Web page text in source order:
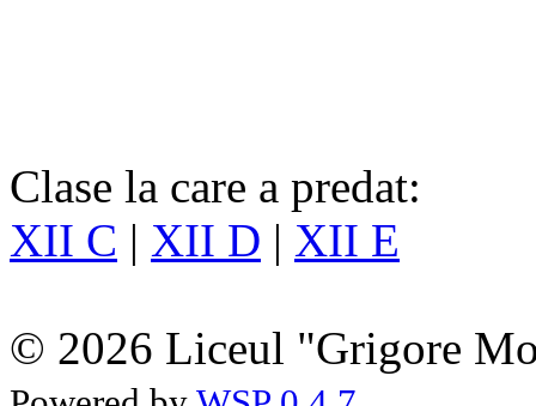
Clase la care a predat:
XII C | XII D | XII E
© 2026 Liceul "Grigore